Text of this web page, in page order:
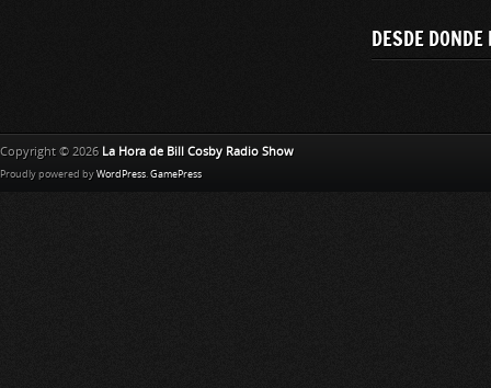
DESDE
Copyright © 2026 La Hora de Bill Cosby Radio Show
Proudly powered by WordPress. GamePress